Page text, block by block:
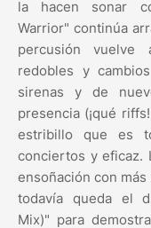
la hacen sonar
Warrior" continúa
percusión vuelve
redobles y
sirenas y de
presencia (¡qué
estribillo que es
conciertos y eficaz.
ensoñación con
todavía queda el
Mix)" para